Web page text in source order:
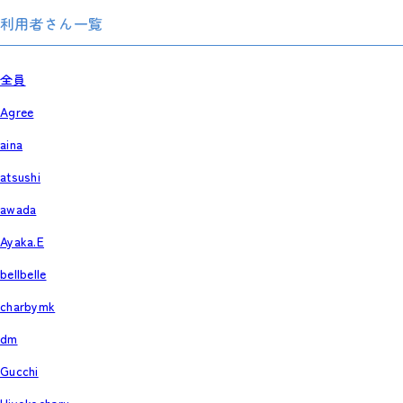
利用者さん一覧
全員
Agree
aina
atsushi
awada
Ayaka.E
bellbelle
charbymk
dm
Gucchi